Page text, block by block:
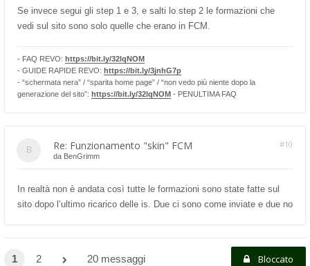
Se invece segui gli step 1 e 3, e salti lo step 2 le formazioni che
vedi sul sito sono solo quelle che erano in FCM.
- FAQ REVO: https://bit.ly/32lqNOM
- GUIDE RAPIDE REVO: https://bit.ly/3jnhG7p
- “schermata nera” / “sparita home page” / “non vedo più niente dopo la
generazione del sito”: https://bit.ly/32lqNOM - PENULTIMA FAQ
Re: Funzionamento "skin" FCM #10
da BenGrimm
In realtà non è andata così tutte le formazioni sono state fatte sul
sito dopo l’ultimo ricarico delle is. Due ci sono come inviate e due no
1 2 20 messaggi Bloccato